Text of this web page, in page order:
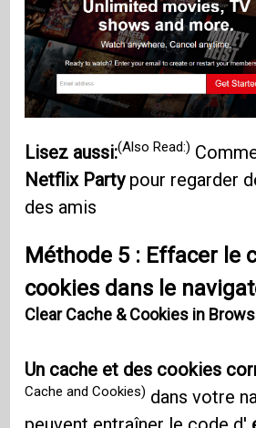
Lisez aussi:(Also Read:)
Netflix Partypour regarder
des amis
Méthode 5 : Effacer le
cookies dans le
Clear Cache & Cookies in
Un cache et des cookies
Cache and Cookies) dans votre